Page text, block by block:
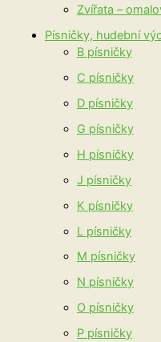
Zvířata –
Písničky, hudební
B písničky
C písničky
D písničky
G písničky
H písničky
J písničky
K písničky
L písničky
M písničky
N písničky
O písničky
P písničky